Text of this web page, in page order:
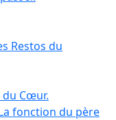
Restos du
du Cœur.
fonction du père